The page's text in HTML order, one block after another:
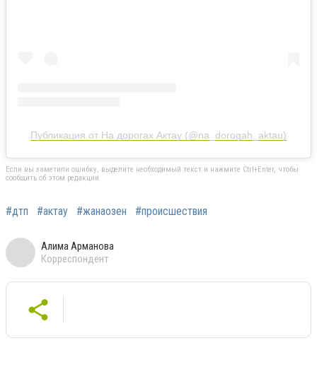
Публикация от На дорогах Актау (@na_dorogah_aktau)
Если вы заметили ошибку, выделите необходимый текст и нажмите Ctrl+Enter, чтобы
сообщить об этом редакции
#дтп #актау #жанаозен #происшествия
Алима Арманова
Корреспондент